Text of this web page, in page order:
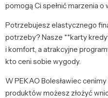
pomogą Ci spełnić marzenia o
Potrzebujesz elastycznego
potrzeby? Nasze **karty
i komfort, a atrakcyjne
kto ceni sobie wygody.
W PEKAO Bolesławiec
produktów możesz złożyć